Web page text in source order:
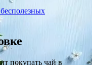
покупать чай в